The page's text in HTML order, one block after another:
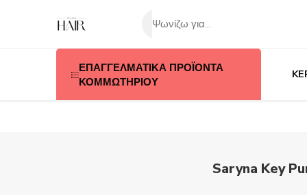
ΕΠΑΓΓΕΛΜΑΤΙΚΑ ΠΡΟΪΟΝΤΑ
ΚΟΜΜΩΤΗΡΙΟΥ
Saryna Key